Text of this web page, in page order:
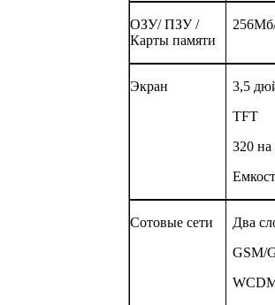
ОЗУ/ ПЗУ /
Карты памяти
256Мб
Экран
3,5
TFT
320 на
Сотовые сети
Два
GSM/